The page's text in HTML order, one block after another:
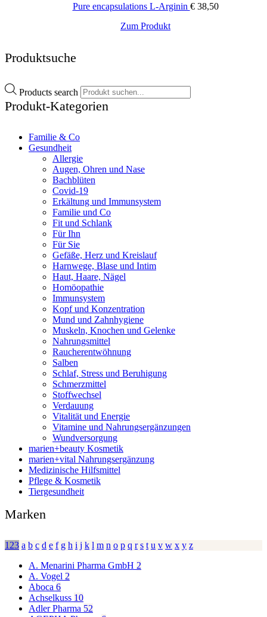
Pure encapsulations L-Arginin €38,50
Zum Produkt
Produktsuche
Products search
Produkt-Kategorien
Familie & Co
Gesundheit
Allergie
Augen, Ohren und Nase
Bachblüten
Covid-19
Erkältung und Immunsystem
Familie und Co
Fit und Schlank
Für Ihn
Für Sie
Gefäße, Herz und Kreislauf
Harnwege, Blase und Intim
Haut, Haare, Nägel
Homöopathie
Immunsystem
Kopf und Konzentration
Mund und Zahnhygiene
Muskeln, Knochen und Gelenke
Nahrungsmittel
Raucherentwöhnung
Salben
Schlaf, Stress und Beruhigung
Schmerzmittel
Stoffwechsel
Verdauung
Vitalität und Energie
Vitamine und Nahrungsergänzungen
Wundversorgung
marien+beauty Kosmetik
marien+vital Nahrungsergänzung
Medizinische Hilfsmittel
Pflege & Kosmetik
Tiergesundheit
Marken
123 a b c d e f g h i j k l m n o p q r s t u v w x y z
A. Menarini Pharma GmbH 2
A. Vogel 2
Aboca 6
Achselkuss 10
Adler Pharma 52